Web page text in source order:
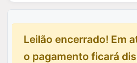
Leilão encerrado! Em
o pagamento ficará